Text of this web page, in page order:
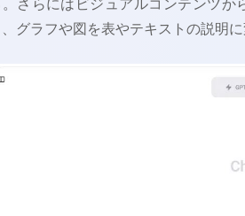
。さらにはビジュアルコンテンツか
、グラフや図を表やテキストの説明